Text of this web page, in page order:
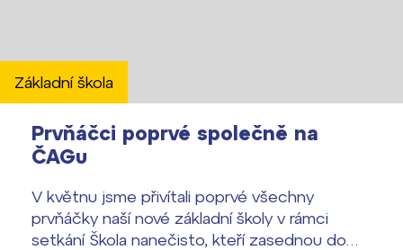
Základní škola
Prvňáčci poprvé společně na
ČAGu
V květnu jsme přivítali poprvé všechny
prvňáčky naší nové základní školy v rámci
setkání Škola nanečisto, kteří zasednou do